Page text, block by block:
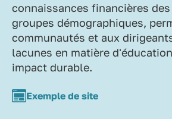
connaissances financières
groupes démographiques,
communautés et aux
lacunes en matière
impact durable.
Exemple de site